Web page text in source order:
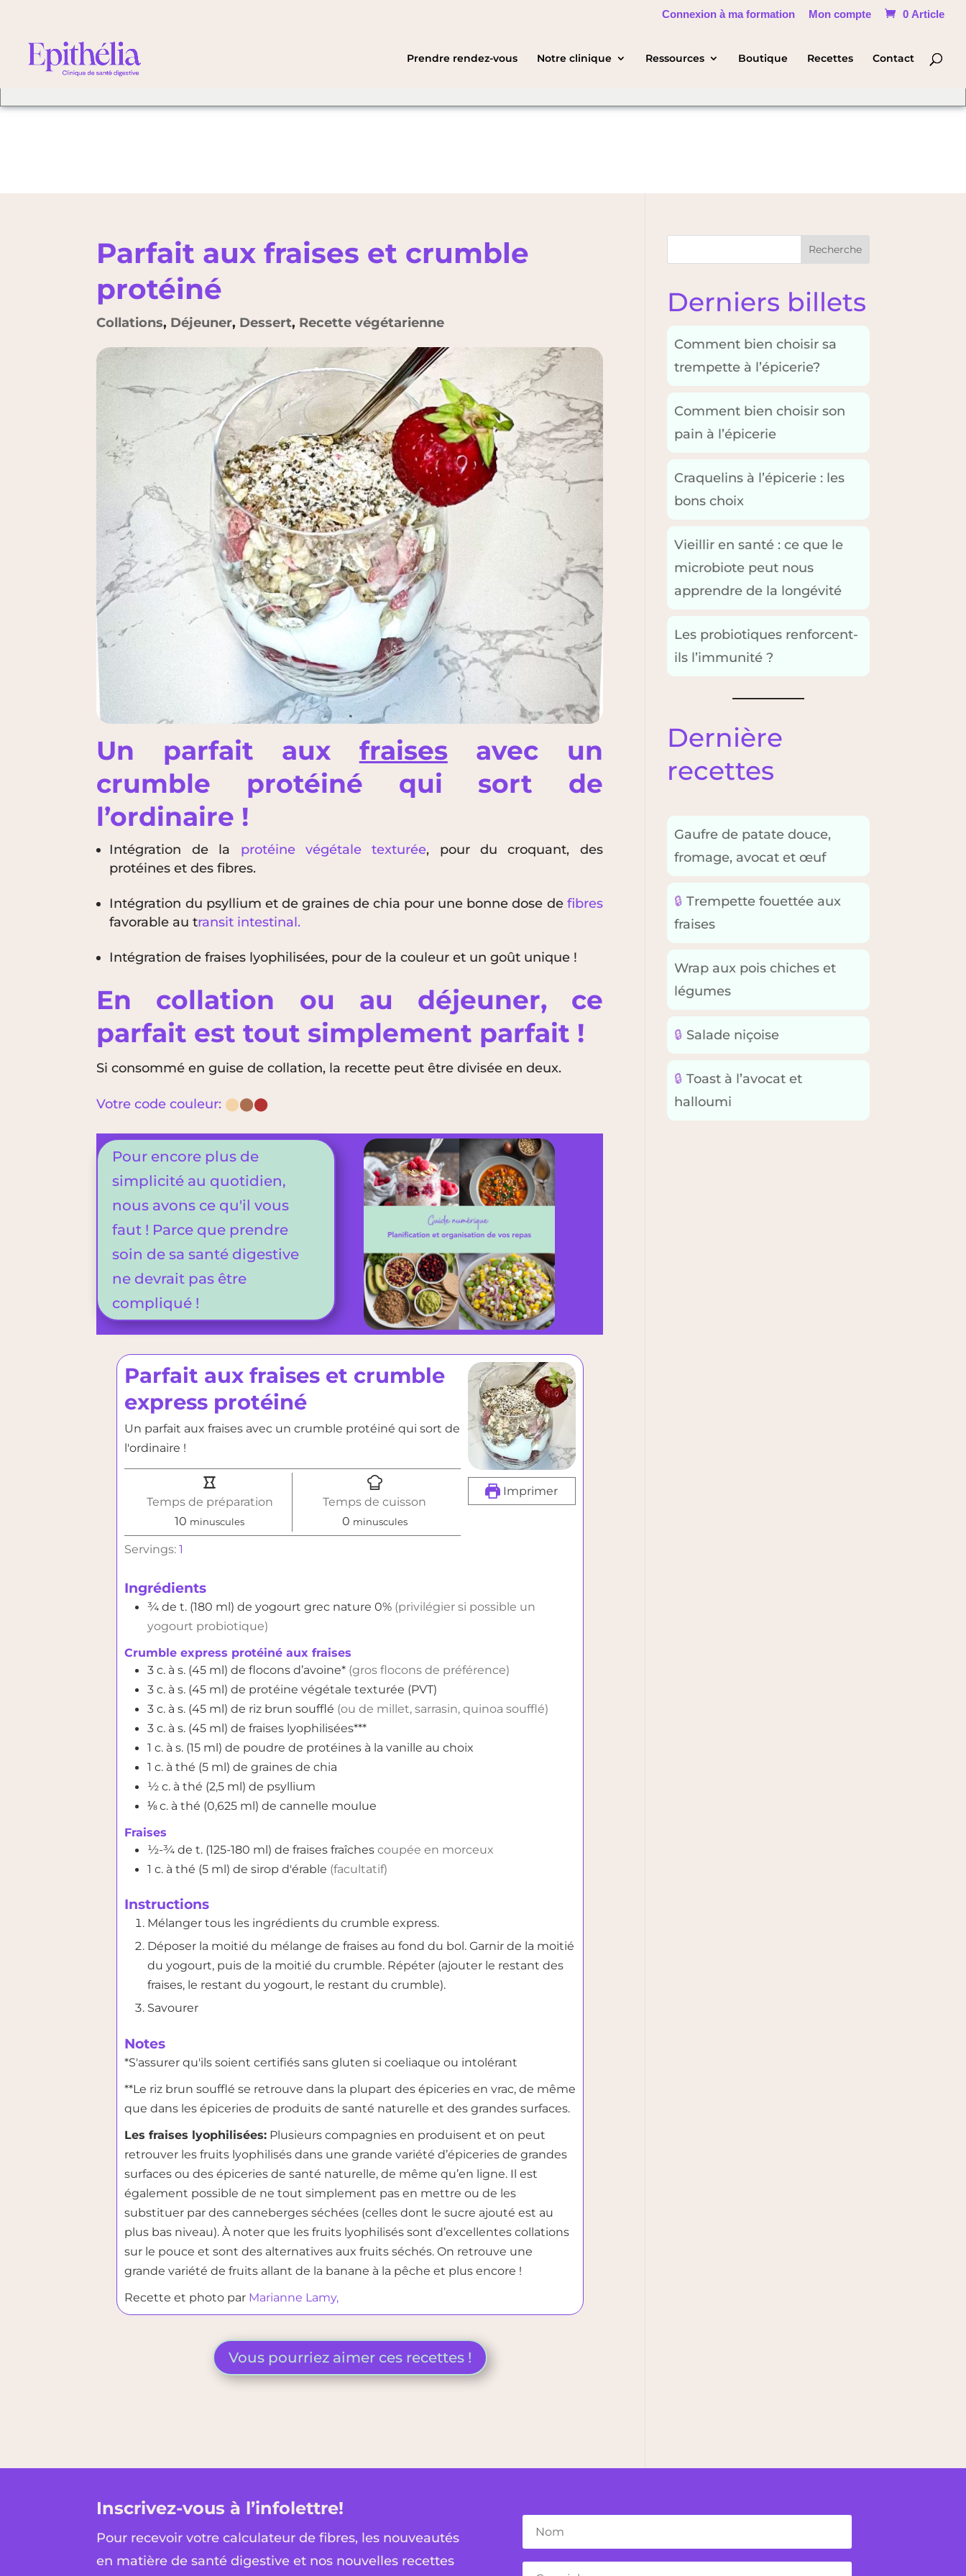
Change Language
Connexion à ma formation Mon compte 0 Article
Prendre rendez-vous Notre clinique Ressources Boutique Recettes Contact
Parfait aux fraises et crumble
protéiné
Collations, Déjeuner, Dessert, Recette végétarienne
Un parfait aux fraisesavec un
crumble protéiné qui sort de
l’ordinaire !
Intégration de la protéine végétale texturée, pour du croquant, des
protéines et des fibres.
Intégration du psyllium et de graines de chia pour une bonne dose de fibres
favorable au transit intestinal.
Intégration de fraises lyophilisées, pour de la couleur et un goût unique !
En collation ou au déjeuner, ce
parfait est tout simplement parfait !
Si consommé en guise de collation, la recette peut être divisée en deux.
Votre code couleur: ⬤⬤⬤
Pour encore plus de
simplicité au quotidien,
nous avons ce qu'il vous
faut ! Parce que prendre
soin de sa santé digestive
ne devrait pas être
compliqué !
Imprimer
Parfait aux fraises et crumble
express protéiné
Un parfait aux fraises avec un crumble protéiné qui sort de
l'ordinaire !
Temps de préparation
10 minutes
minuscules
Temps de cuisson
0minutes
minuscules
Servings: 1
Ingrédients
¾ de t. (180 ml) de yogourt grec nature 0% (privilégier si possible un
yogourt probiotique)
Crumble express protéiné aux fraises
3 c. à s. (45 ml) de flocons d’avoine* (gros flocons de préférence)
3 c. à s. (45 ml) de protéine végétale texturée (PVT)
3 c. à s. (45 ml) de riz brun soufflé (ou de millet, sarrasin, quinoa soufflé)
3 c. à s. (45 ml) de fraises lyophilisées***
1 c. à s. (15 ml) de poudre de protéines à la vanille au choix
1 c. à thé (5 ml) de graines de chia
½ c. à thé (2,5 ml) de psyllium
⅛ c. à thé (0,625 ml) de cannelle moulue
Fraises
½-¾ de t. (125-180 ml) de fraises fraîches coupée en morceux
1 c. à thé (5 ml) de sirop d'érable (facultatif)
Instructions
Mélanger tous les ingrédients du crumble express.
Déposer la moitié du mélange de fraises au fond du bol. Garnir de la moitié
du yogourt, puis de la moitié du crumble. Répéter (ajouter le restant des
fraises, le restant du yogourt, le restant du crumble).
Savourer
Notes
*S'assurer qu'ils soient certifiés sans gluten si coeliaque ou intolérant
**Le riz brun soufflé se retrouve dans la plupart des épiceries en vrac, de même
que dans les épiceries de produits de santé naturelle et des grandes surfaces.
Les fraises lyophilisées:Plusieurs compagnies en produisent et on peut
retrouver les fruits lyophilisés dans une grande variété d’épiceries de grandes
surfaces ou des épiceries de santé naturelle, de même qu’en ligne. Il est
également possible de ne tout simplement pas en mettre ou de les
substituer par des canneberges séchées (celles dont le sucre ajouté est au
plus bas niveau). À noter que les fruits lyophilisés sont d’excellentes collations
sur le pouce et sont des alternatives aux fruits séchés. On retrouve une
grande variété de fruits allant de la banane à la pêche et plus encore !
Recette et photo par Marianne Lamy,
Vous pourriez aimer ces recettes !
Recherche
Derniers billets
Comment bien choisir sa
trempette à l’épicerie?
Comment bien choisir son
pain à l’épicerie
Craquelins à l’épicerie : les
bons choix
Vieillir en santé : ce que le
microbiote peut nous
apprendre de la longévité
Les probiotiques renforcent-
ils l’immunité ?
Dernière
recettes
Gaufre de patate douce,
fromage, avocat et œuf
🔒 Trempette fouettée aux
fraises
Wrap aux pois chiches et
légumes
🔒 Salade niçoise
🔒 Toast à l’avocat et
halloumi
Inscrivez-vous à l’infolettre!
Pour recevoir votre calculateur de fibres, les nouveautés
en matière de santé digestive et nos nouvelles recettes